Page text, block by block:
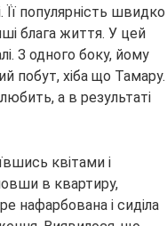
популярність швидко
блага життя. У цей
З одного боку, йому
побут, хіба що Тамару.
любить, а в результаті
квітами і
в квартиру,
нафарбована і сиділа